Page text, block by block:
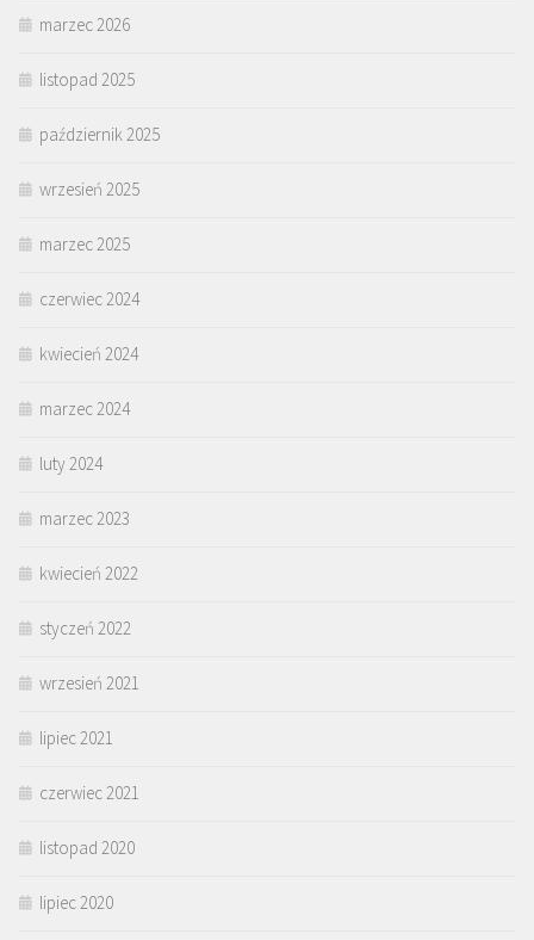
marzec 2026
listopad 2025
październik 2025
wrzesień 2025
marzec 2025
czerwiec 2024
kwiecień 2024
marzec 2024
luty 2024
marzec 2023
kwiecień 2022
styczeń 2022
wrzesień 2021
lipiec 2021
czerwiec 2021
listopad 2020
lipiec 2020